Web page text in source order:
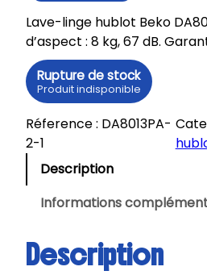
Lave-linge hublot Beko
d’aspect : 8 kg, 67 dB.
Rupture de stock
Produit indisponible
Réference : DA8013PA-
2-1
Description
Informations
Description